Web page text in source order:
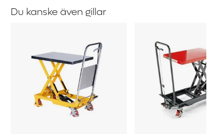
Du kanske även gillar